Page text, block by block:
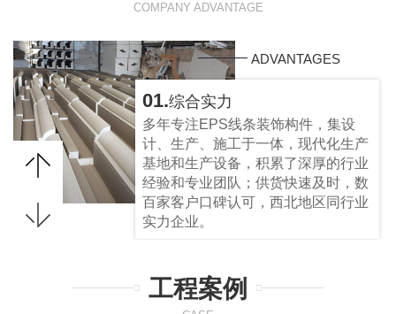
COMPANY ADVANTAGE
ADVANTAGES
01.综合实力
多年专注EPS线条装饰构件，集设
计、生产、施工于一体，现代化生产
基地和生产设备，积累了深厚的行业
经验和专业团队；供货快速及时，数
百家客户口碑认可，西北地区同行业
实力企业。
工程案例